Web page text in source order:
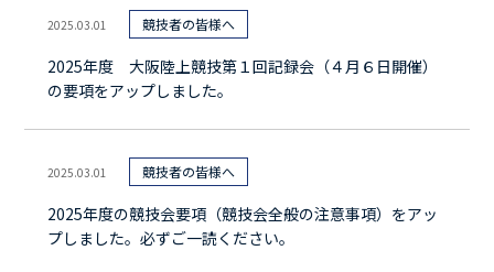
2025.03.01 競技者の皆様へ
2025年度 大阪陸上競技第１回記録会（４月６日開催）
の要項をアップしました。
2025.03.01 競技者の皆様へ
2025年度の競技会要項（競技会全般の注意事項）をアッ
プしました。必ずご一読ください。